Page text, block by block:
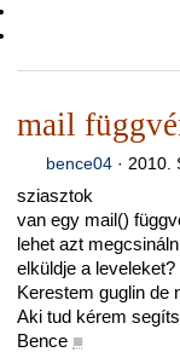
mail
bence04· 2010.
sziasztok
van egy mail()
lehet azt
elküldje a leveleket?
Kerestem guglin de
Aki tud kérem
Bence ■